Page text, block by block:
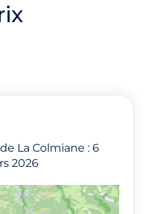
La Colmiane : 6
2026